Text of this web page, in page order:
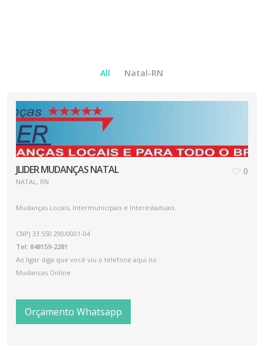
All Natal-RN
JLIDER MUDANÇAS NATAL
NATAL, RN
Mudanças Locais, Intermunicipais e Interestaduais.
CNPJ 33.550.290/0001-04
Tel: 848159-2281
Ao ligar diga que você viu o telefone aqui no
Mudancas Online
Orçamento Whatsapp
0